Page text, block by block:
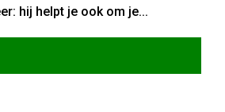
hij helpt je ook om je...